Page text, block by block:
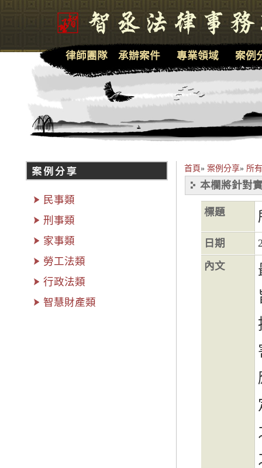
首頁» 案例分享» 所
本欄將針對
標題
日期
內文
律師團隊 承辦案件 專業領域 案例
民事類
刑事類
家事類
勞工法類
行政法類
智慧財產類